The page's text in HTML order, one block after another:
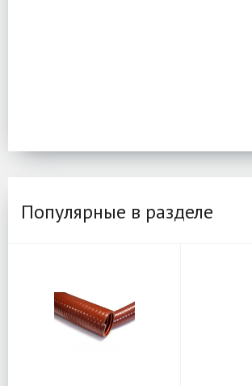
Популярные в разделе